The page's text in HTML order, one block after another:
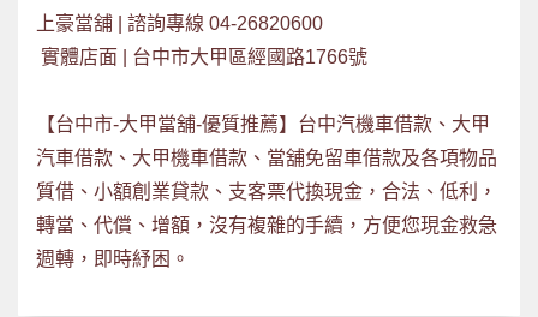
上豪當舖 | 諮詢專線 04-26820600
實體店面 | 台中市大甲區經國路1766號
【台中市-大甲當舖-優質推薦】台中汽機車借款、大甲
汽車借款、大甲機車借款、當舖免留車借款及各項物品
質借、小額創業貸款、支客票代換現金， 合法、低利，
轉當、代償、增額， 沒有複雜的手續，方便您現金救急
週轉，即時紓困。